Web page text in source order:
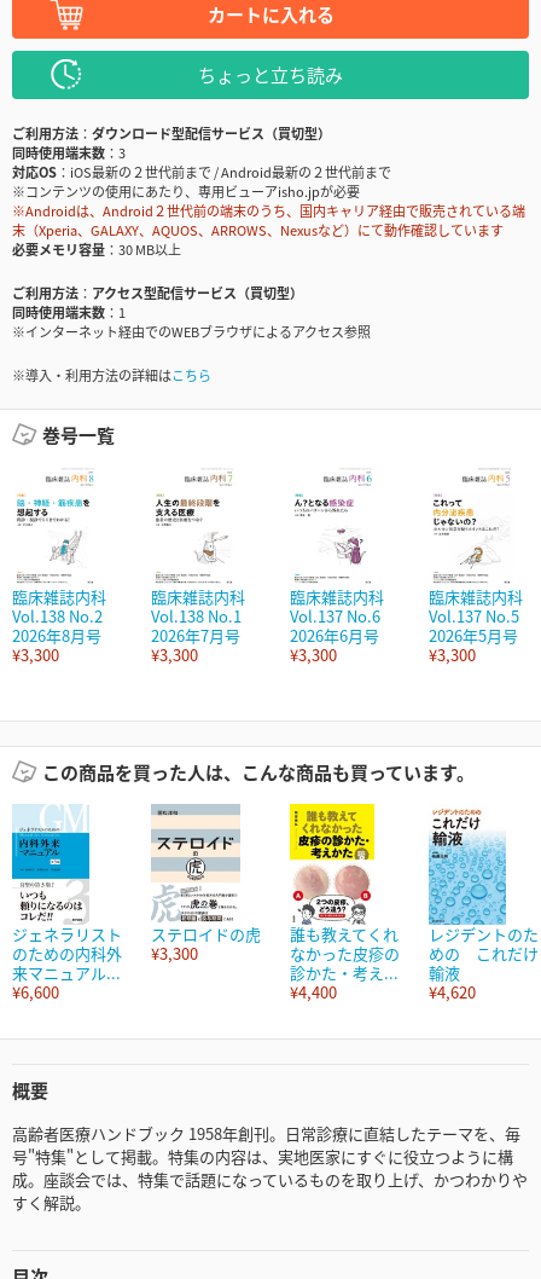
カートに入れる
ちょっと立ち読み
ご利用方法
ダウンロード型配信サービス（買切型）
同時使用端末数
3
対応OS
iOS最新の２世代前まで / Android最新の２世代前まで
※コンテンツの使用にあたり、専用ビューアisho.jpが必要
※Androidは、Android２世代前の端末のうち、国内キャリア経由で販売されている端
末（Xperia、GALAXY、AQUOS、ARROWS、Nexusなど）にて動作確認しています
必要メモリ容量
30 MB以上
ご利用方法
アクセス型配信サービス（買切型）
同時使用端末数
1
※インターネット経由でのWEBブラウザによるアクセス参照
※導入・利用方法の詳細はこちら
巻号一覧
臨床雑誌内科
Vol.138 No.2
2026年8月号
¥3,300
臨床雑誌内科
Vol.138 No.1
2026年7月号
¥3,300
臨床雑誌内科
Vol.137 No.6
2026年6月号
¥3,300
臨床雑誌内科
Vol.137 No.5
2026年5月号
¥3,300
この商品を買った人は、こんな商品も買っています。
ジェネラリスト
のための内科外
来マニュアル...
¥6,600
ステロイドの虎
¥3,300
誰も教えてくれ
なかった皮疹の
診かた・考え...
¥4,400
レジデントのた
めの これだけ
輸液
¥4,620
概要
高齢者医療ハンドブック 1958年創刊。日常診療に直結したテーマを、毎
号"特集"として掲載。特集の内容は、実地医家にすぐに役立つように構
成。座談会では、特集で話題になっているものを取り上げ、かつわかりや
すく解説。